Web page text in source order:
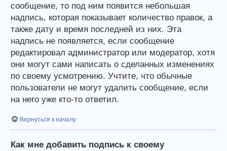
сообщение, то под ним появится небольшая
надпись, которая показывает количество правок, а
также дату и время последней из них. Эта
надпись не появляется, если сообщение
редактировал администратор или модератор, хотя
они могут сами написать о сделанных изменениях
по своему усмотрению. Учтите, что обычные
пользователи не могут удалить сообщение, если
на него уже кто-то ответил.
Вернуться к началу
Как мне добавить подпись к своему